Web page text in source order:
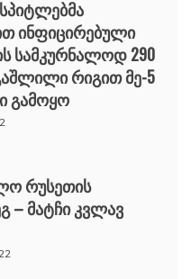
ინფიცირებული
სამკურნალოდ 290
რიგით მე-5
გამოყო
რუსეთის
– მატჩი კვლავ